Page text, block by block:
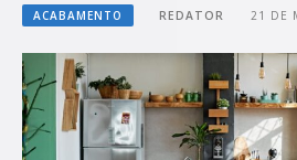
ACABAMENTO REDATOR 21 DE